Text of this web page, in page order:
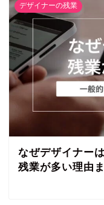
デザイナーの残業
なぜデザイナー
残業が多い理由